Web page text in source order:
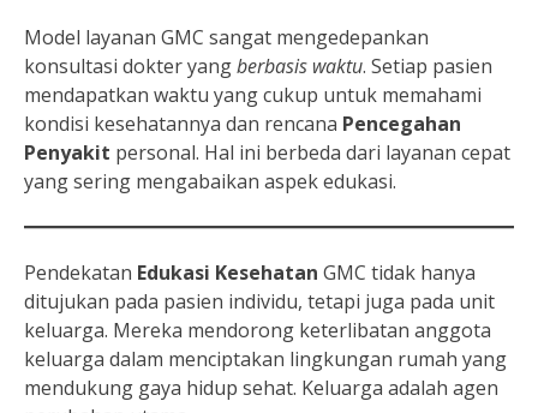
Model layanan GMC sangat mengedepankan
konsultasi dokter yangberbasis waktu. Setiap pasien
mendapatkan waktu yang cukup untuk memahami
kondisi kesehatannya dan rencana Pencegahan
Penyakit personal. Hal ini berbeda dari layanan cepat
yang sering mengabaikan aspek edukasi.
Pendekatan Edukasi Kesehatan GMC tidak hanya
ditujukan pada pasien individu, tetapi juga pada unit
keluarga. Mereka mendorong keterlibatan anggota
keluarga dalam menciptakan lingkungan rumah yang
mendukung gaya hidup sehat. Keluarga adalah agen